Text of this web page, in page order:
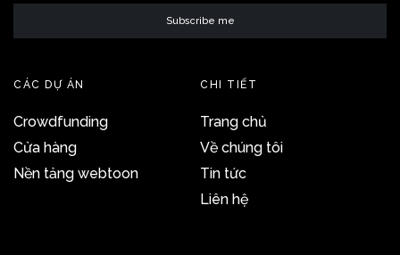
CÁC DỰ ÁN
Crowdfunding
Cửa hàng
Nền tảng webtoon
CHI TIẾT
Trang chủ
Về chúng tôi
Tin tức
Liên hệ